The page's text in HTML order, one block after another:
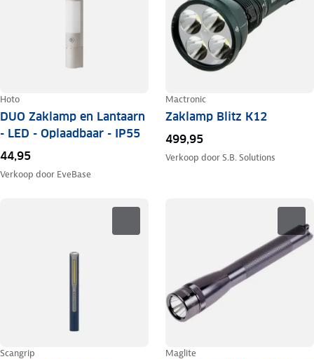
Hoto
DUO Zaklamp en Lantaarn
- LED - Oplaadbaar - IP55
44,95
Verkoop door EveBase
Mactronic
Zaklamp Blitz K12
499,95
Verkoop doorS.B. Solutions
Scangrip Maglite